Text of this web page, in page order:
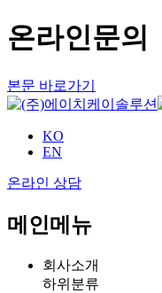
온라인문의
본문 바로가기
KO
EN
온라인 상담
메인메뉴
회사소개
하위분류